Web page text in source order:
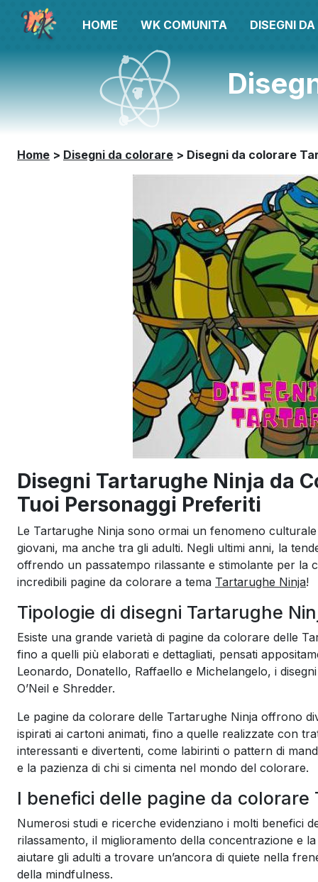
HOME WK COMUNITA DISEGNI
Home > Disegni da colorare > Disegni da colorare
Disegni Tartarughe Ninja da
Tuoi Personaggi Preferiti
Le Tartarughe Ninja sono ormai un fenomeno
giovani, ma anche tra gli adulti. Negli ultimi anni, la
offrendo un passatempo rilassante e stimolante per la
incredibili pagine da colorare a tema Tartarughe Ninja!
Tipologie di disegni Tartarughe
Esiste una grande varietà di pagine da colorare delle
fino a quelli più elaborati e dettagliati, pensati
Leonardo, Donatello, Raffaello e Michelangelo, i
O’Neil e Shredder.
Le pagine da colorare delle Tartarughe Ninja offrono
ispirati ai cartoni animati, fino a quelle realizzate con
interessanti e divertenti, come labirinti o pattern di
e la pazienza di chi si cimenta nel mondo del colorare.
I benefici delle pagine da colorare
Numerosi studi e ricerche evidenziano i molti benefici
rilassamento, il miglioramento della concentrazione e
aiutare gli adulti a trovare un’ancora di quiete nella
della mindfulness.